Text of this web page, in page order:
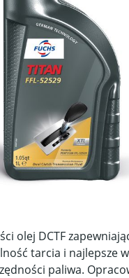
olej DCTF
tarcia i najlepsze
paliwa.